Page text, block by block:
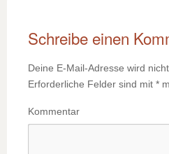
Schreibe einen
Deine E-Mail-Adresse wird
Erforderliche Felder sind mit *
Kommentar